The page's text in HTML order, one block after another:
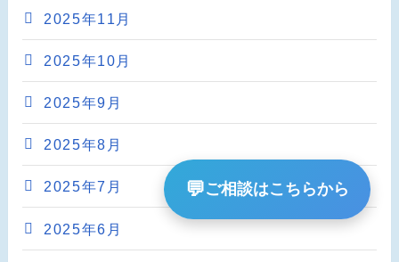
2025年11月
2025年10月
2025年9月
2025年8月
2025年7月
2025年6月
💬ご相談はこちらから